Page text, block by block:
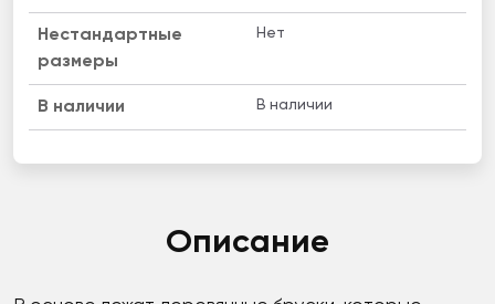
Нестандартные
размеры
Нет
B наличии В наличии
Описание